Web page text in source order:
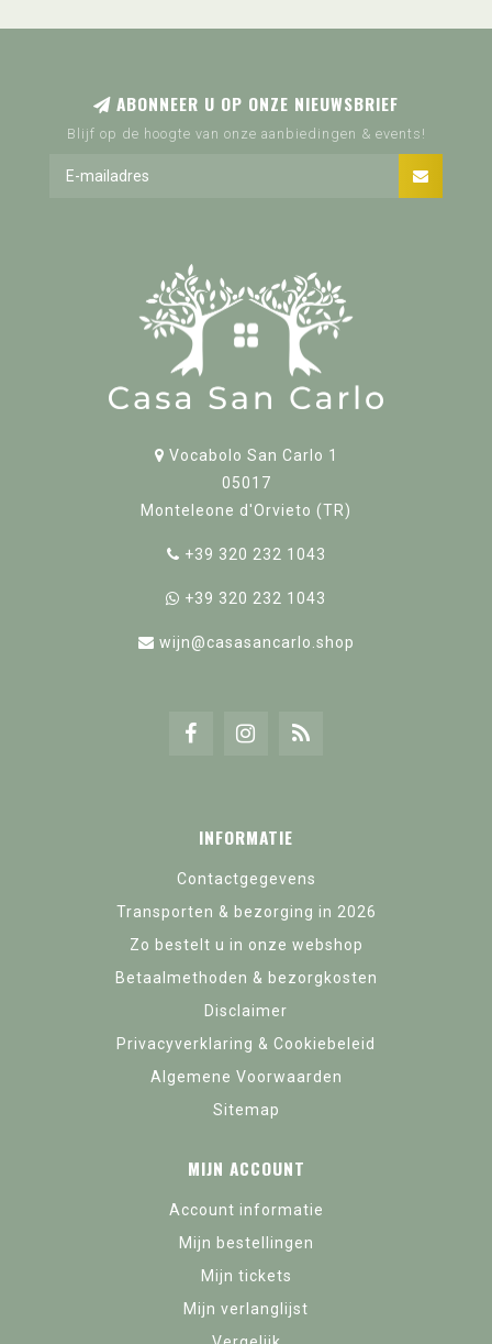
ABONNEER U OP ONZE NIEUWSBRIEF
Blijf op de hoogte van onze aanbiedingen & events!
Vocabolo San Carlo 1
05017
Monteleone d'Orvieto (TR)
+39 320 232 1043
+39 320 232 1043
wijn@casasancarlo.shop
INFORMATIE
Contactgegevens
Transporten & bezorging in 2026
Zo bestelt u in onze webshop
Betaalmethoden & bezorgkosten
Disclaimer
Privacyverklaring & Cookiebeleid
Algemene Voorwaarden
Sitemap
MIJN ACCOUNT
Account informatie
Mijn bestellingen
Mijn tickets
Mijn verlanglijst